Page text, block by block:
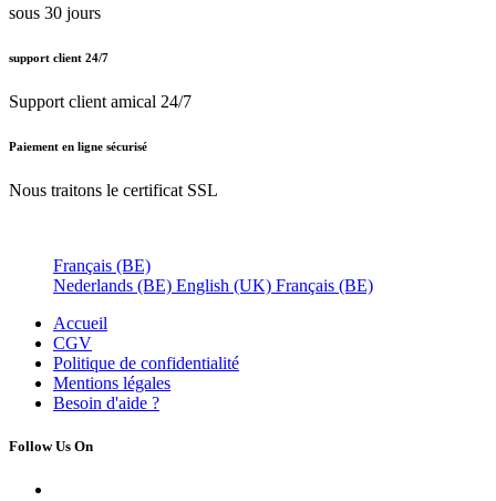
sous 30 jours
support client 24/7
Support client amical 24/7
Paiement en ligne sécurisé
Nous traitons le certificat SSL
Français (BE)
Nederlands (BE) English (UK) Français (BE)
Accueil
CGV
Politique de confidentialité
Mentions légales
Besoin d'aide ?
Follow Us On